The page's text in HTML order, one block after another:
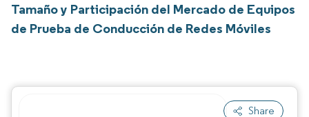
Tamaño y Participación del Mercado de Equipos
de Prueba de Conducción de Redes Móviles
Share